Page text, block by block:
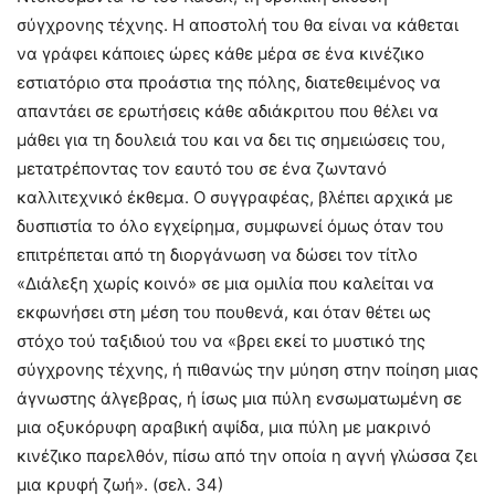
σύγχρονης τέχνης. Η αποστολή του θα είναι να κάθεται
να γράφει κάποιες ώρες κάθε μέρα σε ένα κινέζικο
εστιατόριο στα προάστια της πόλης, διατεθειμένος να
απαντάει σε ερωτήσεις κάθε αδιάκριτου που θέλει να
μάθει για τη δουλειά του και να δει τις σημειώσεις του,
μετατρέποντας τον εαυτό του σε ένα ζωντανό
καλλιτεχνικό έκθεμα. Ο συγγραφέας, βλέπει αρχικά με
δυσπιστία το όλο εγχείρημα, συμφωνεί όμως όταν του
επιτρέπεται από τη διοργάνωση να δώσει τον τίτλο
«Διάλεξη χωρίς κοινό» σε μια ομιλία που καλείται να
εκφωνήσει στη μέση του πουθενά, και όταν θέτει ως
στόχο τού ταξιδιού του να «βρει εκεί το μυστικό της
σύγχρονης τέχνης, ή πιθανώς την μύηση στην ποίηση μιας
άγνωστης άλγεβρας, ή ίσως μια πύλη ενσωματωμένη σε
μια οξυκόρυφη αραβική αψίδα, μια πύλη με μακρινό
κινέζικο παρελθόν, πίσω από την οποία η αγνή γλώσσα ζει
μια κρυφή ζωή». (σελ. 34)